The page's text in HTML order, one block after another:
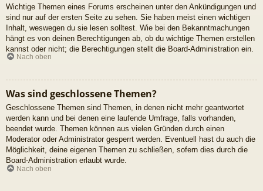
Wichtige Themen eines Forums erscheinen unter den Ankündigungen und
sind nur auf der ersten Seite zu sehen. Sie haben meist einen wichtigen
Inhalt, weswegen du sie lesen solltest. Wie bei den Bekanntmachungen
hängt es von deinen Berechtigungen ab, ob du wichtige Themen erstellen
kannst oder nicht; die Berechtigungen stellt die Board-Administration ein.
Nach oben
Was sind geschlossene Themen?
Geschlossene Themen sind Themen, in denen nicht mehr geantwortet
werden kann und bei denen eine laufende Umfrage, falls vorhanden,
beendet wurde. Themen können aus vielen Gründen durch einen
Moderator oder Administrator gesperrt werden. Eventuell hast du auch die
Möglichkeit, deine eigenen Themen zu schließen, sofern dies durch die
Board-Administration erlaubt wurde.
Nach oben